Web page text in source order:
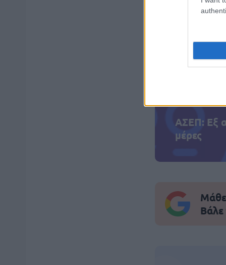
ΑΣΕΠ:
ΑΣΕΠ: Εξ
μέρες
Μάθε